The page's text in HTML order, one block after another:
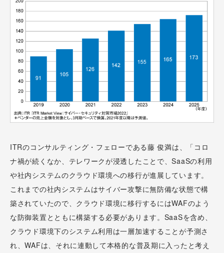
ITRのコンサルティング・フェローである藤 俊満は、「コロ
ナ禍が続くなか、テレワークが浸透したことで、SaaSの利用
や社内システムのクラウド環境への移行が進展しています。
これまでの社内システムはサイバー攻撃に無防備な状態で構
築されていたので、クラウド環境に移行するにはWAFのよう
な防御装置とともに構築する必要があります。SaaSを含め、
クラウド環境下のシステム利用は一層加速することが予測さ
れ、WAFは、それに連動して本格的な普及期に入ったと考え